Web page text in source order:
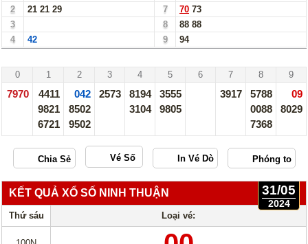
2
21 21 29 7 70 73
3
8 88 88
4
42 9 94
0 1 2 3 4 5 6 7 8 9
7970
4411
9821
6721
042
8502
9502
2573
8194
3104
3555
9805
3917
5788
0088
7368
09
8029
Vé Số
KẾT QUẢ XỔ SỐ NINH THUẬN 31/05
2024
Thứ sáu Loại vé: